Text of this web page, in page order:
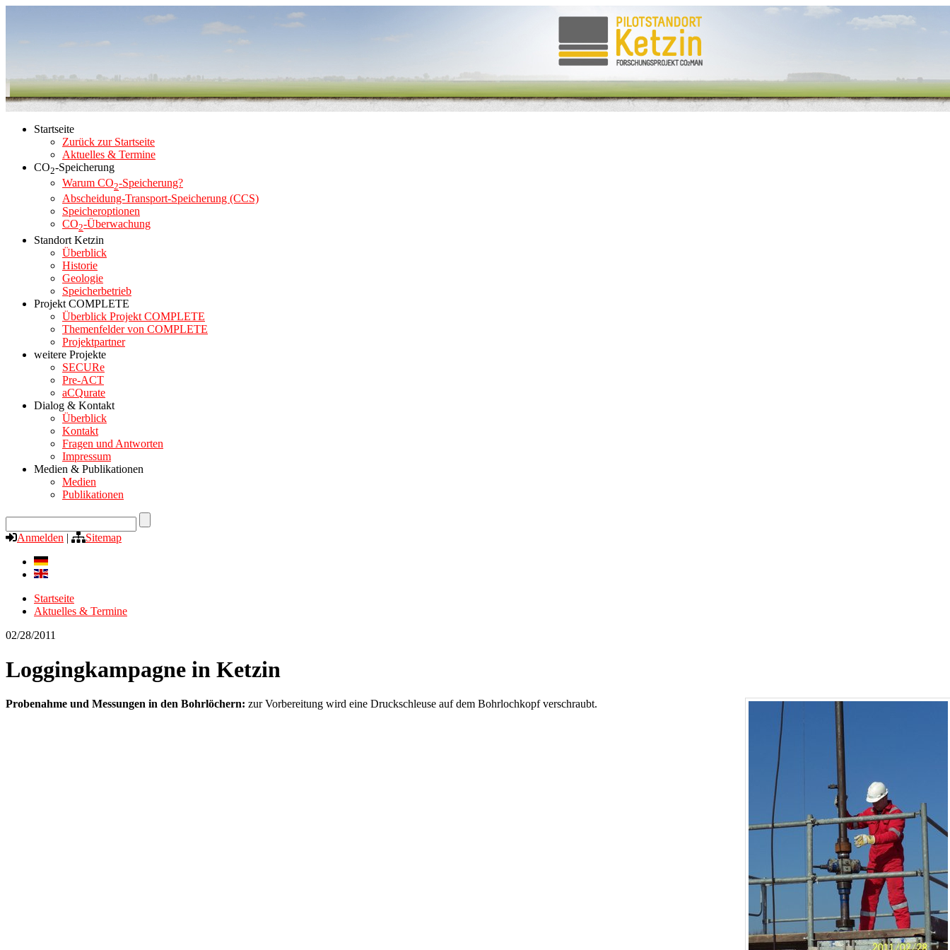
Startseite
Zurück zur Startseite
Aktuelles & Termine
CO2-Speicherung
Warum CO2-Speicherung?
Abscheidung-Transport-Speicherung (CCS)
Speicheroptionen
CO2-Überwachung
Standort Ketzin
Überblick
Historie
Geologie
Speicherbetrieb
Projekt COMPLETE
Überblick Projekt COMPLETE
Themenfelder von COMPLETE
Projektpartner
weitere Projekte
SECURe
Pre-ACT
aCQurate
Dialog & Kontakt
Überblick
Kontakt
Fragen und Antworten
Impressum
Medien & Publikationen
Medien
Publikationen
Anmelden | Sitemap
Startseite
Aktuelles & Termine
02/28/2011
Loggingkampagne in Ketzin
Probenahme und Messungen in den Bohrlöchern: zur Vorbereitung wird eine Druckschleuse auf dem Bohrlochkopf verschraubt.